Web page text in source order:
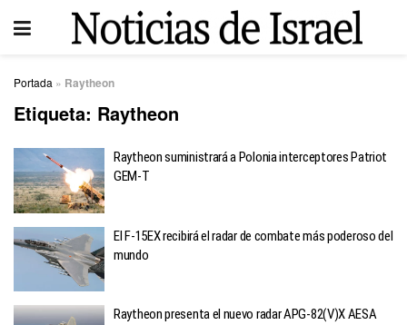
Portada » Raytheon
Etiqueta: Raytheon
Raytheon suministrará a Polonia interceptores Patriot
GEM-T
El F-15EX recibirá el radar de combate más poderoso del
mundo
Raytheon presenta el nuevo radar APG-82(V)X AESA